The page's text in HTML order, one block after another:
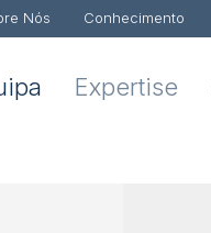
Nós Conhecimento
Expertise